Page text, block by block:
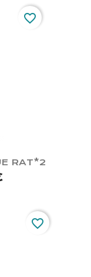
RAT*2
favorite_border
favorite_border